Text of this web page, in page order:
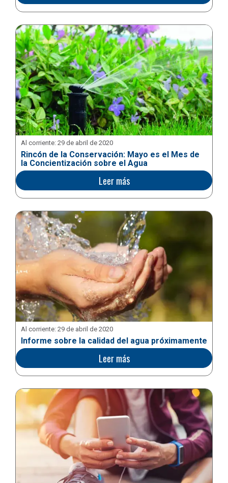
Al corriente: 29 de abril de 2020
Rincón de la Conservación: Mayo es el Mes de
la Concientización sobre el Agua
Leer más
Al corriente: 29 de abril de 2020
Informe sobre la calidad del agua próximamente
Leer más